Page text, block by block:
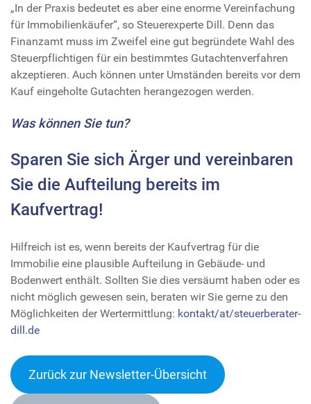
„In der Praxis bedeutet es aber eine enorme Vereinfachung
für Immobilienkäufer“, so Steuerexperte Dill. Denn das
Finanzamt muss im Zweifel eine gut begründete Wahl des
Steuerpflichtigen für ein bestimmtes Gutachtenverfahren
akzeptieren. Auch können unter Umständen bereits vor dem
Kauf eingeholte Gutachten herangezogen werden.
Was können Sie tun?
Sparen Sie sich Ärger und vereinbaren
Sie die Aufteilung bereits im
Kaufvertrag!
Hilfreich ist es, wenn bereits der Kaufvertrag für die
Immobilie eine plausible Aufteilung in Gebäude- und
Bodenwert enthält. Sollten Sie dies versäumt haben oder es
nicht möglich gewesen sein, beraten wir Sie gerne zu den
Möglichkeiten der Wertermittlung: kontakt/at/steuerberater-
dill.de
Zurück zur Newsletter-Übersicht